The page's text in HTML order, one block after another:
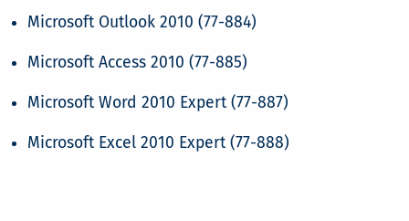
Microsoft Outlook 2010 (77-884)
Microsoft Access 2010 (77-885)
Microsoft Word 2010 Expert (77-887)
Microsoft Excel 2010 Expert (77-888)